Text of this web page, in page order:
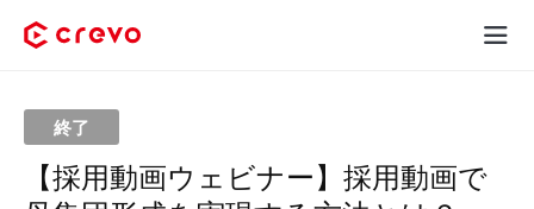
採用コンテンツ制作
終了
【採用動画ウェビナー】採用動画で